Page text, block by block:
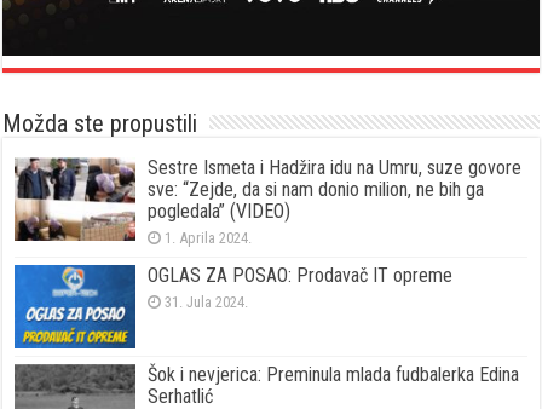
Možda ste propustili
Sestre Ismeta i Hadžira idu na Umru, suze govore
sve: “Zejde, da si nam donio milion, ne bih ga
pogledala” (VIDEO)
1. Aprila 2024.
OGLAS ZA POSAO: Prodavač IT opreme
31. Jula 2024.
Šok i nevjerica: Preminula mlada fudbalerka Edina
Serhatlić